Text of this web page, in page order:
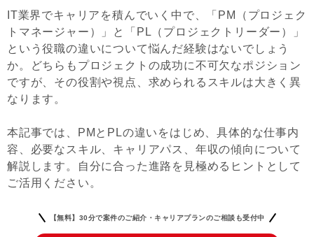
IT業界でキャリアを積んでいく中で、「PM（プロジェク
トマネージャー）」と「PL（プロジェクトリーダー）」
という役職の違いについて悩んだ経験はないでしょう
か。どちらもプロジェクトの成功に不可欠なポジション
ですが、その役割や視点、求められるスキルは大きく異
なります。
本記事では、PMとPLの違いをはじめ、具体的な仕事内
容、必要なスキル、キャリアパス、年収の傾向について
解説します。自分に合った進路を見極めるヒントとして
ご活用ください。
【無料】30分で案件のご紹介・キャリアプランのご相談も受付中